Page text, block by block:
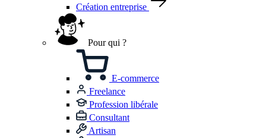
Création entreprise
Pour qui ?
E-commerce
Freelance
Profession libérale
Consultant
Artisan